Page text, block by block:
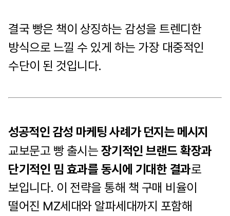
결국 빵은 책이 상징하는 감성을 트렌디한
방식으로 느낄 수 있게 하는 가장 대중적인
수단이 된 것입니다.
성공적인 감성 마케팅 사례가 던지는 메시지
교보문고 빵 출시는 장기적인 브랜드 확장과
단기적인 밈 효과를 동시에 기대한 결과로
보입니다. 이 전략을 통해 책 구매 비율이
떨어진 MZ세대와 알파세대까지 포함해